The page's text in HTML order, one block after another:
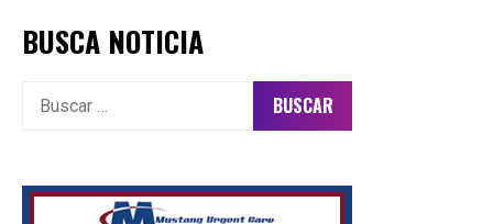
BUSCA NOTICIA
Buscar: